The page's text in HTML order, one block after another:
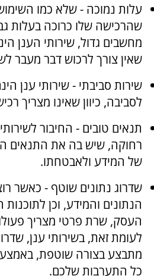
עלות נמוכה - שלא כמו
שהרכישה שלו כרוכה בעלות
מחשבים גדול, שירותי הענן
שאין צורך לרכוש דבר מעבר
שירות סביבתי - שירותי ענן
לסביבה, כיוון שאינו מצריך
תנאים טובים - החיבור
רחוקה, שיש בה את התנאים
של המידע ולאבטחתו.
שדרוג נתונים שוטף - כאשר
הנתונים והמידע, וכן
העסק, שרת פרטי מצריך
לעומת זאת, בשירותי ענן,
מתבצע בצורה שוטפת,
כל התערבות שלכם.